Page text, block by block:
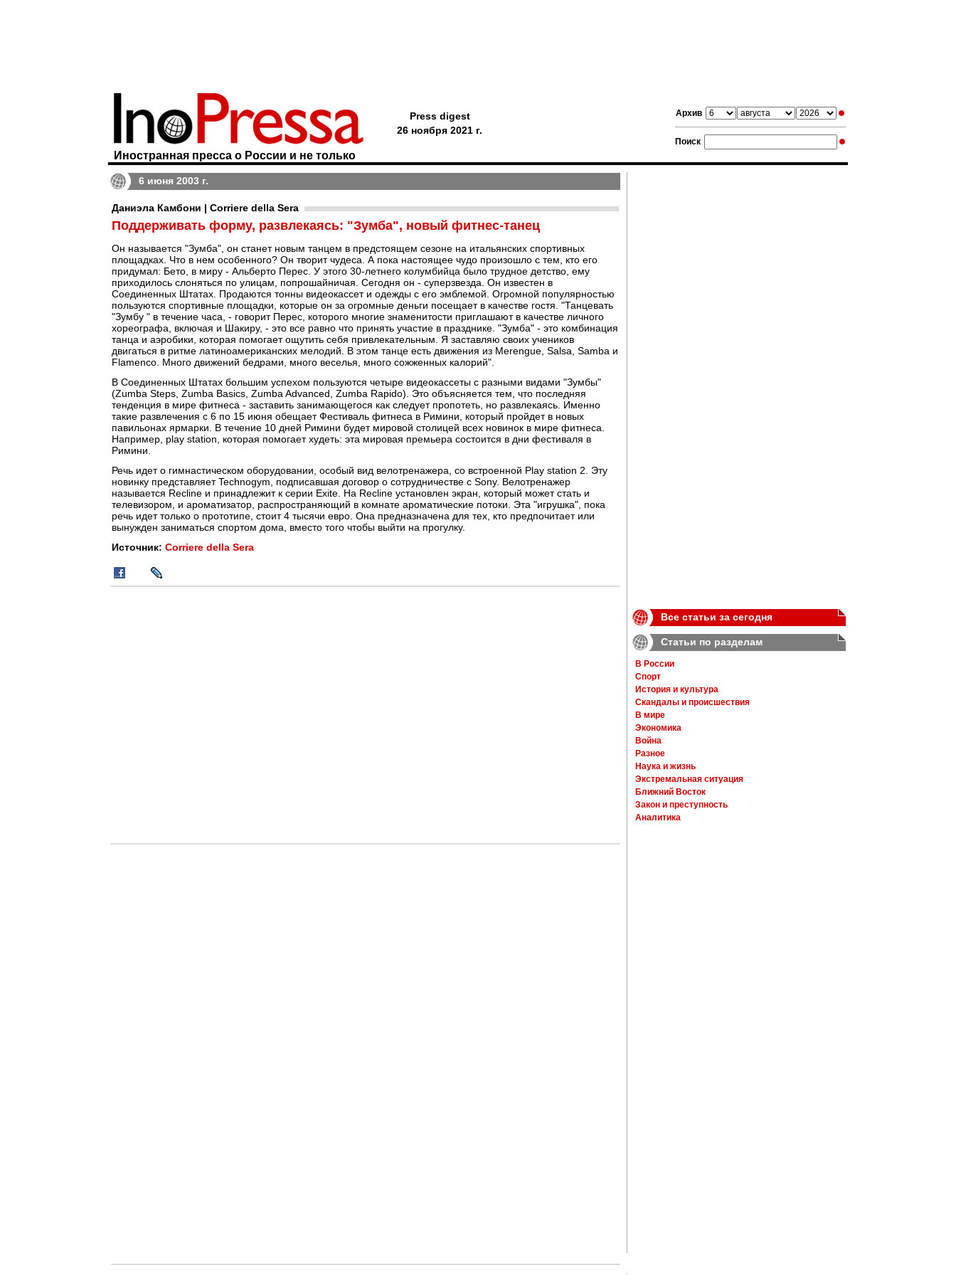
Архив
Поиск
Иностранная пресса о России и не только
Press digest
26 ноября 2021 г.
6 июня 2003 г.
Даниэла Камбони | Corriere della Sera
Поддерживать форму, развлекаясь: "Зумба", новый фитнес-танец
Он называется "Зумба", он станет новым танцем в предстоящем сезоне на итальянских спортивных
площадках. Что в нем особенного? Он творит чудеса. А пока настоящее чудо произошло с тем, кто его
придумал: Бето, в миру - Альберто Перес. У этого 30-летнего колумбийца было трудное детство, ему
приходилось слоняться по улицам, попрошайничая. Сегодня он - суперзвезда. Он известен в
Соединенных Штатах. Продаются тонны видеокассет и одежды с его эмблемой. Огромной популярностью
пользуются спортивные площадки, которые он за огромные деньги посещает в качестве гостя. "Танцевать
"Зумбу " в течение часа, - говорит Перес, которого многие знаменитости приглашают в качестве личного
хореографа, включая и Шакиру, - это все равно что принять участие в празднике. "Зумба" - это комбинация
танца и аэробики, которая помогает ощутить себя привлекательным. Я заставляю своих учеников
двигаться в ритме латиноамериканских мелодий. В этом танце есть движения из Merengue, Salsa, Samba и
Flamenco. Много движений бедрами, много веселья, много сожженных калорий".
В Соединенных Штатах большим успехом пользуются четыре видеокассеты с разными видами "Зумбы"
(Zumba Steps, Zumba Basics, Zumba Advanced, Zumba Rapido). Это объясняется тем, что последняя
тенденция в мире фитнеса - заставить занимающегося как следует пропотеть, но развлекаясь. Именно
такие развлечения с 6 по 15 июня обещает Фестиваль фитнеса в Римини, который пройдет в новых
павильонах ярмарки. В течение 10 дней Римини будет мировой столицей всех новинок в мире фитнеса.
Например, play station, которая помогает худеть: эта мировая премьера состоится в дни фестиваля в
Римини.
Речь идет о гимнастическом оборудовании, особый вид велотренажера, со встроенной Play station 2. Эту
новинку представляет Technogym, подписавшая договор о сотрудничестве с Sony. Велотренажер
называется Recline и принадлежит к серии Exite. На Recline установлен экран, который может стать и
телевизором, и ароматизатор, распространяющий в комнате ароматические потоки. Эта "игрушка", пока
речь идет только о прототипе, стоит 4 тысячи евро. Она предназначена для тех, кто предпочитает или
вынужден заниматься спортом дома, вместо того чтобы выйти на прогулку.
Источник: Corriere della Sera
Все статьи за сегодня
Статьи по разделам
В России
Спорт
История и культура
Скандалы и происшествия
В мире
Экономика
Война
Разное
Наука и жизнь
Экстремальная ситуация
Ближний Восток
Закон и преступность
Аналитика